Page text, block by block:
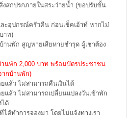
งสกปรกภายในสระว่ายน้ำ (ขอปรับขั้น
ะอุปกรณ์ครัวคืน ก่อนเช็คเอ้าท์ หากไม่
าท)
านพัก สูญหายเสียหายชำรุด ผู้เช่าต้อง
านพัก 2,000 บาท พร้อมบัตรประชาชน
ากบ้านพัก)
ยแล้ว ไม่สามารถคืนเงินได้
ยแล้ว ไม่สามารถเปลี่ยนแปลงวันเข้าพัก
ได้
ด้ทำการจองมา โดยไม่แจ้งทางเรา